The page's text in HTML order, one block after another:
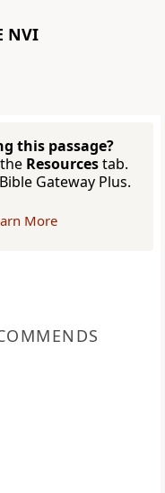
NVI
this passage?
Resourcestab.
Gateway Plus.
More